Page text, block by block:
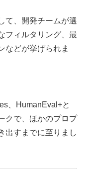
て、開発チームが選
フィルタリング、最
などが挙げられま
、HumanEval+と
クで、ほかのプロプ
出すまでに至りまし